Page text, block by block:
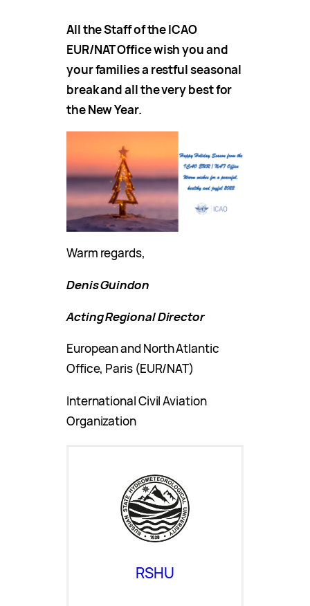
All the Staff of the ICAO
EUR/NAT Office wish you and
your families a restful seasonal
break and all the very best for
the New Year.
Warm regards,
Denis Guindon
Acting Regional Director
European and North Atlantic
Office, Paris (EUR/NAT)
International Civil Aviation
Organization
RSHU